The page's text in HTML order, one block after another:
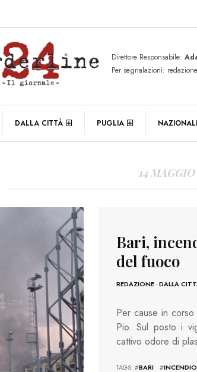
Direttore Responsabile:
Per segnalazioni:
DALLA CITTÀ PUGLIA
DAILY
14
Bari,
del fuoco
REDAZIONE-DALLA
Per cause in
Pio. Sul posto i
cattivo odore di
TAGS: #BARI #INCENDIO